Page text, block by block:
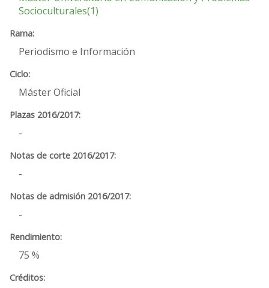
Socioculturales(1)
Periodismo e Información
Máster Oficial
-
-
-
75 %